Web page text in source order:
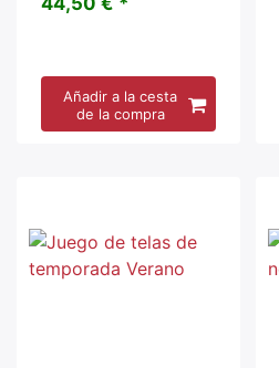
Añadir a la cesta
de la compra